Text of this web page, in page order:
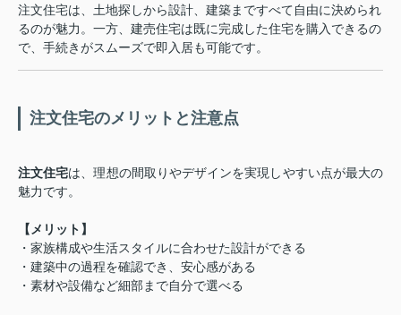
注文住宅は、土地探しから設計、建築まですべて自由に決められ
るのが魅力。一方、建売住宅は既に完成した住宅を購入できるの
で、手続きがスムーズで即入居も可能です。
注文住宅のメリットと注意点
注文住宅は、理想の間取りやデザインを実現しやすい点が最大の
魅力です。
【メリット】
・家族構成や生活スタイルに合わせた設計ができる
・建築中の過程を確認でき、安心感がある
・素材や設備など細部まで自分で選べる